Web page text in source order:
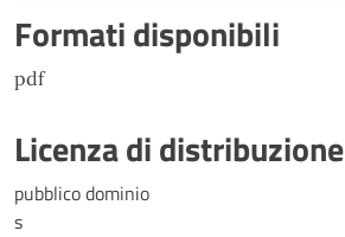
Formati disponibili
pdf
Licenza di distribuzione
pubblico dominio
s